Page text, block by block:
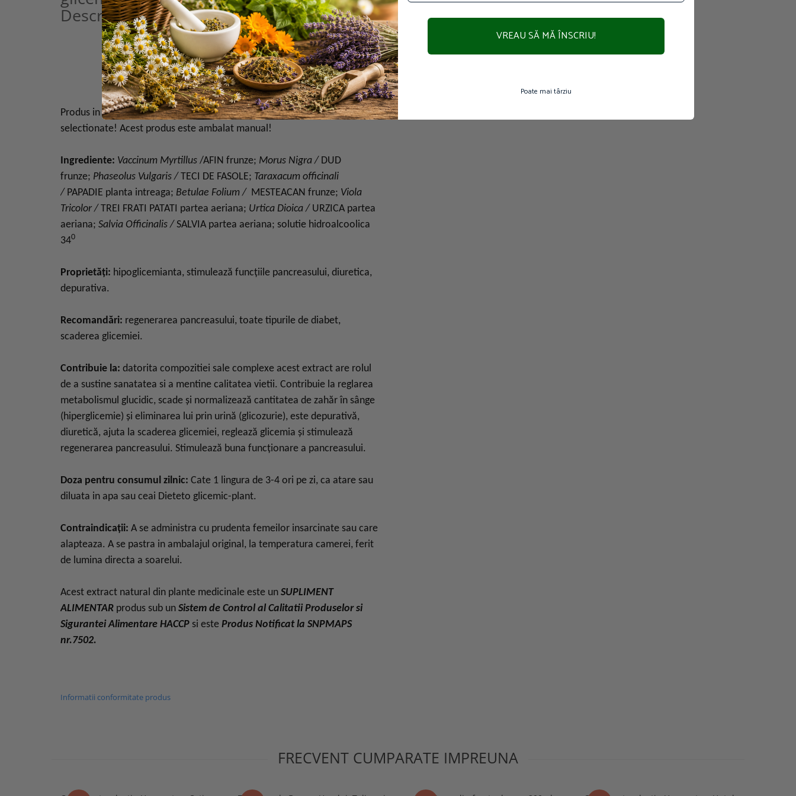
Descriere
TINCTURA DIETETICA-NORMALIZAREA GLICEMIEI,
REGENERAREA PANCREASULUI SI SCADEREA DIABETULUI
FARMANATPOIENI
Traditia merge mai departe!
Produs in Romania, 100% natural din plante medicinale atent
selectionate! Acest produs este ambalat manual!
Ingrediente: Vaccinum Myrtillus /AFIN frunze; Morus Nigra / DUD
frunze; Phaseolus Vulgaris / TECI DE FASOLE; Taraxacum officinali
/ PAPADIE planta intreaga; Betulae Folium / MESTEACAN frunze; Viola
Tricolor / TREI FRATI PATATI partea aeriana; Urtica Dioica / URZICA partea
aeriana; Salvia Officinalis / SALVIA partea aeriana; solutie hidroalcoolica
340
Proprietăți: hipoglicemianta, stimulează funcțiile pancreasului, diuretica,
depurativa.
Recomandări: regenerarea pancreasului, toate tipurile de diabet,
scaderea glicemiei.
Contribuie la: datorita compozitiei sale complexe acest extract are rolul
de a sustine sanatatea si a mentine calitatea vietii. Contribuie la reglarea
metabolismul glucidic, scade şi normalizează cantitatea de zahăr în sânge
(hiperglicemie) şi eliminarea lui prin urină (glicozurie), este depurativă,
diuretică, ajuta la scaderea glicemiei, reglează glicemia și stimulează
regenerarea pancreasului. Stimulează buna funcționare a pancreasului.
Doza pentru consumul zilnic: Cate 1 lingura de 3-4 ori pe zi, ca atare sau
diluata in apa sau ceai Dieteto glicemic-plant.
Contraindicații: A se administra cu prudenta femeilor insarcinate sau care
alapteaza. A se pastra in ambalajul original, la temperatura camerei, ferit
de lumina directa a soarelui.
Acest extract natural din plante medicinale este un SUPLIMENT
ALIMENTAR produs sub un Sistem de Control al Calitatii Produselor si
Sigurantei Alimentare HACCP si este Produs Notificat la SNPMAPS
nr.7502.
Informatii conformitate produs
FRECVENT CUMPARATE IMPREUNA
VREAU SĂ MĂ ÎNSCRIU!
Poate mai târziu